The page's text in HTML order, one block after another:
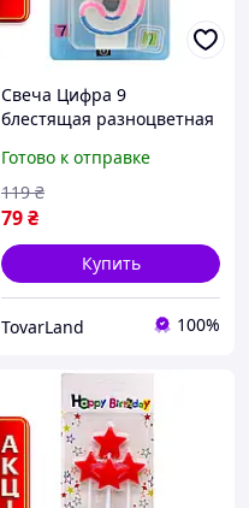
Свеча Цифра 9
блестящая разноцветная
праздничного торта на
день рождения и юбилей
Готово к отправке
79₴
119 ₴
Купить
TovarLand 100%